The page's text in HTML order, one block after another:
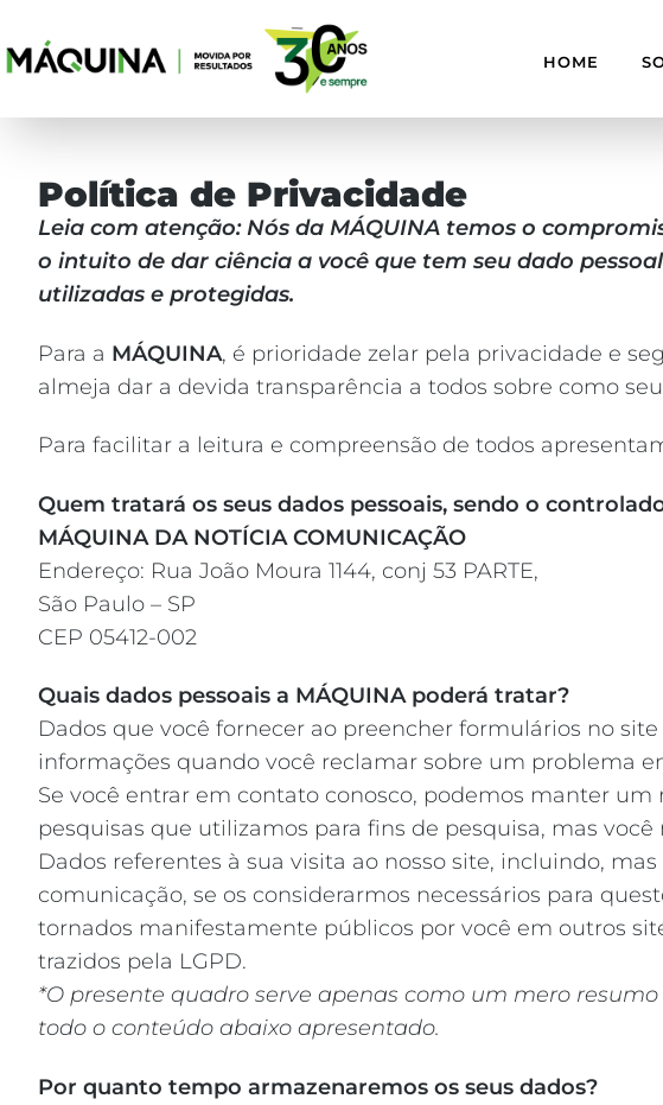
HOME
Política de Privacidade
Leia com atenção: Nós da MÁQUINA temos o
o intuito de dar ciência a você que tem seu dado
utilizadas e protegidas.
Para a MÁQUINA, é prioridade zelar pela privacidade e
almeja dar a devida transparência a todos sobre como
Para facilitar a leitura e compreensão de todos
Quem tratará os seus dados pessoais, sendo o
MÁQUINA DA NOTÍCIA COMUNICAÇÃO
Endereço: Rua João Moura 1144, conj 53 PARTE,
São Paulo – SP
CEP 05412-002
Quais dados pessoais a MÁQUINA poderá tratar?
Dados que você fornecer ao preencher formulários no site
informações quando você reclamar sobre um problema
Se você entrar em contato conosco, podemos manter
pesquisas que utilizamos para fins de pesquisa, mas
Dados referentes à sua visita ao nosso site, incluindo,
comunicação, se os considerarmos necessários para
tornados manifestamente públicos por você em outros
trazidos pela LGPD.
*O presente quadro serve apenas como um mero
todo o conteúdo abaixo apresentado.
Por quanto tempo armazenaremos os seus dados?